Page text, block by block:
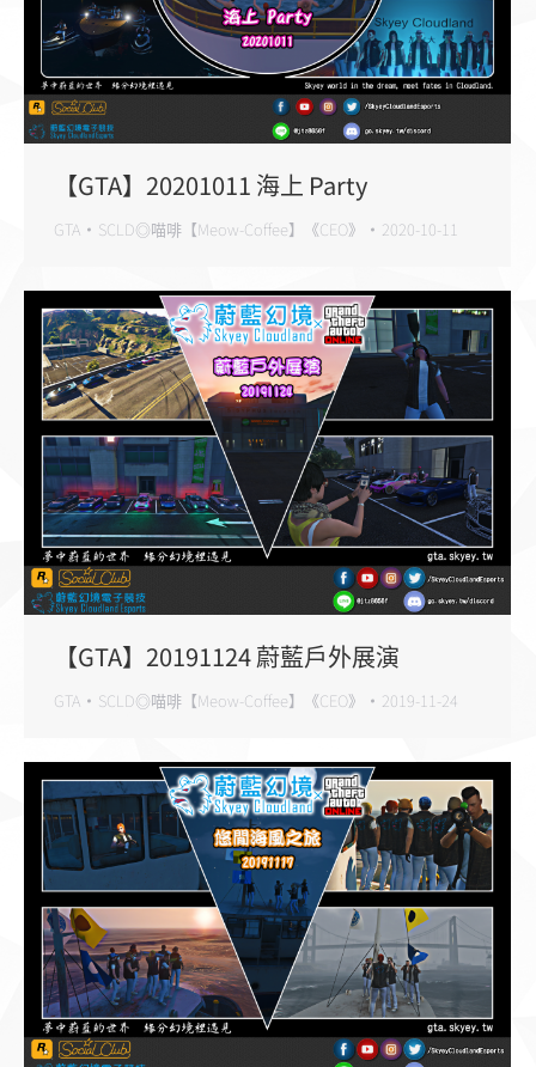
【GTA】20201011 海上 Party
GTA SCLD◎喵啡【Meow-Coffee】《CEO》 2020-10-11
【GTA】20191124 蔚藍戶外展演
GTA SCLD◎喵啡【Meow-Coffee】《CEO》 2019-11-24